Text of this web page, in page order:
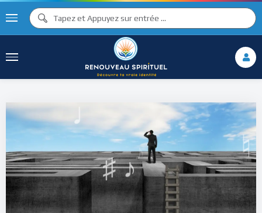
♫ ♩
♩
♯ ♪
♪
♯ ♬
♫
♮